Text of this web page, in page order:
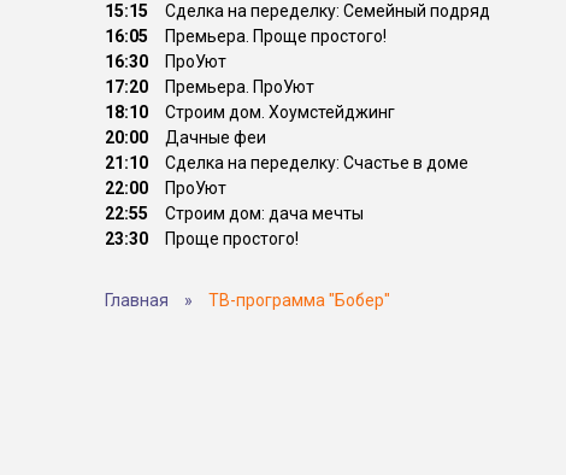
15:15
Сделка на переделку: Семейный подряд
16:05
Премьера. Проще простого!
16:30
ПроУют
17:20
Премьера. ПроУют
18:10
Строим дом. Хоумстейджинг
20:00
Дачные феи
21:10
Сделка на переделку: Счастье в доме
22:00
ПроУют
22:55
Строим дом: дача мечты
23:30
Проще простого!
Главная » ТВ-программа "Бобер"